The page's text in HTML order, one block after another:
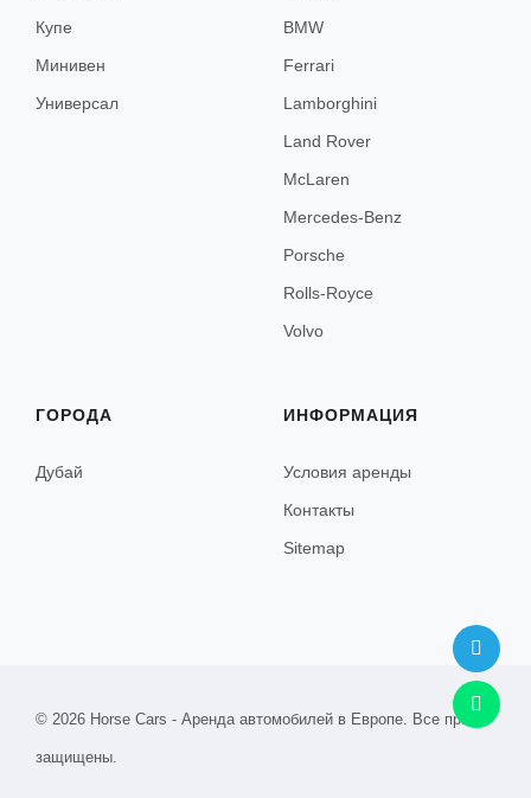
Купе
Минивен
Универсал
BMW
Ferrari
Lamborghini
Land Rover
McLaren
Mercedes-Benz
Porsche
Rolls-Royce
Volvo
ГОРОДА
Дубай
ИНФОРМАЦИЯ
Условия аренды
Контакты
Sitemap
© 2026 Horse Cars - Аренда автомобилей в Европе. Все права
защищены.